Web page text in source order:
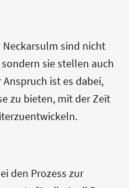
sind nicht
sie stellen auch
ist es dabei,
zu bieten, mit der Zeit
den Prozess zur